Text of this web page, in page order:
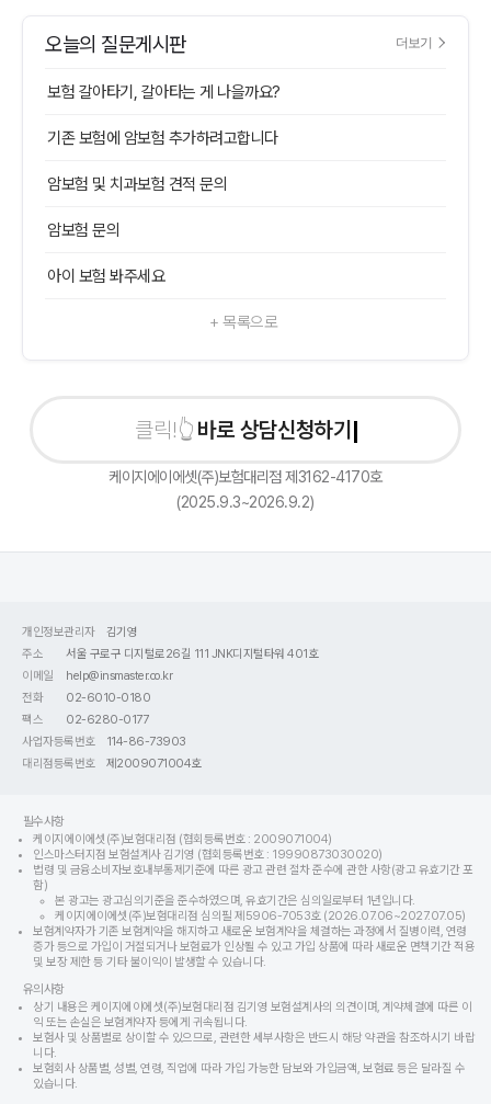
오늘의 질문게시판 더보기
보험 갈아타기, 갈아타는 게 나을까요?
기존 보험에 암보험 추가하려고합니다
암보험 및 치과보험 견적 문의
암보험 문의
아이 보험 봐주세요
+ 목록으로
바로 상담신청하기
케이지에이에셋(주)보험대리점 제3162-4170호
(2025.9.3~2026.9.2)
개인정보관리자
김기영
주소
서울 구로구 디지털로26길 111 JNK디지털타워 401호
이메일
help@insmaster.co.kr
전화
02-6010-0180
팩스
02-6280-0177
사업자등록번호
114-86-73903
대리점등록번호
제2009071004호
필수사항
케이지에이에셋(주)보험대리점 (협회등록번호 : 2009071004)
인스마스터지점 보험설계사 김기영 (협회등록번호 : 19990873030020)
법령 및 금융소비자보호내부통제기준에 따른 광고 관련 절차 준수에 관한 사항(광고 유효기간 포
함)
본 광고는 광고심의기준을 준수하였으며, 유효기간은 심의일로부터 1년입니다.
케이지에이에셋(주)보험대리점 심의필 제5906-7053호 (2026.07.06~2027.07.05)
보험계약자가 기존 보험계약을 해지하고 새로운 보험계약을 체결하는 과정에서 질병이력, 연령
증가 등으로 가입이 거절되거나 보험료가 인상될 수 있고 가입 상품에 따라 새로운 면책기간 적용
및 보장 제한 등 기타 불이익이 발생할 수 있습니다.
유의사항
상기 내용은 케이지에이에셋(주)보험대리점 김기영 보험설계사의 의견이며, 계약체결에 따른 이
익 또는 손실은 보험계약자 등에게 귀속됩니다.
보험사 및 상품별로 상이할 수 있으므로, 관련한 세부사항은 반드시 해당 약관을 참조하시기 바랍
니다.
보험회사 상품별, 성별, 연령, 직업에 따라 가입 가능한 담보와 가입금액, 보험료 등은 달라질 수
있습니다.